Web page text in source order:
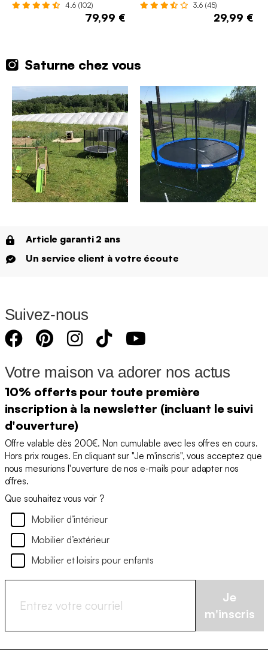
4.6 (102)
79,99 €
3.6 (45)
29,99 €
Saturne chez vous
Article garanti 2 ans
Un service client à votre écoute
Suivez-nous
Votre maison va adorer nos actus
10% offerts pour toute première
inscription à la newsletter (incluant le suivi
d'ouverture)
Offre valable dès 200€. Non cumulable avec les offres en cours.
Hors prix rouges. En cliquant sur "Je m'inscris", vous acceptez que
nous mesurions l'ouverture de nos e-mails pour adapter nos
offres.
Que souhaitez vous voir ?
Mobilier d’intérieur
Mobilier d’extérieur
Mobilier et loisirs pour enfants
Je
m'inscris